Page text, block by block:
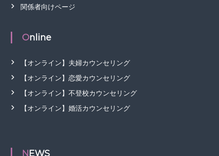
関係者向けページ
Online
【オンライン】夫婦カウンセリング
【オンライン】恋愛カウンセリング
【オンライン】不登校カウンセリング
【オンライン】婚活カウンセリング
NEWS